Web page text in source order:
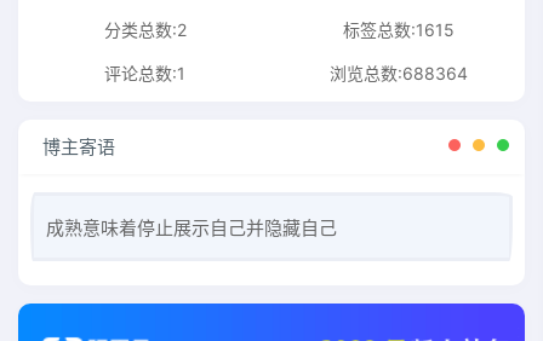
分类总数:2 标签总数:1615
评论总数:1 浏览总数:688364
博主寄语
成熟意味着停止展示自己并隐藏自己